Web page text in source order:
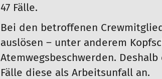
47 Fälle.
Bei den betroffenen
auslösen – unter anderem
Atemwegsbeschwerden.
Fälle diese als Arbeitsunfall an.